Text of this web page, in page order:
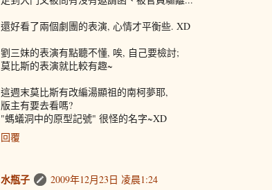
還好看了兩個劇團的表演, 心情才平衡些. XD
劉三妹的表演有點聽不懂, 唉, 自己要檢討;
莫比斯的表演就比較有趣~
這週末莫比斯有改編湯顯祖的南柯夢耶,
版主有要去看嗎?
"螞蟻洞中的原型記號" 很怪的名字~XD
回覆
水瓶子
2009年12月23日 凌晨1:24